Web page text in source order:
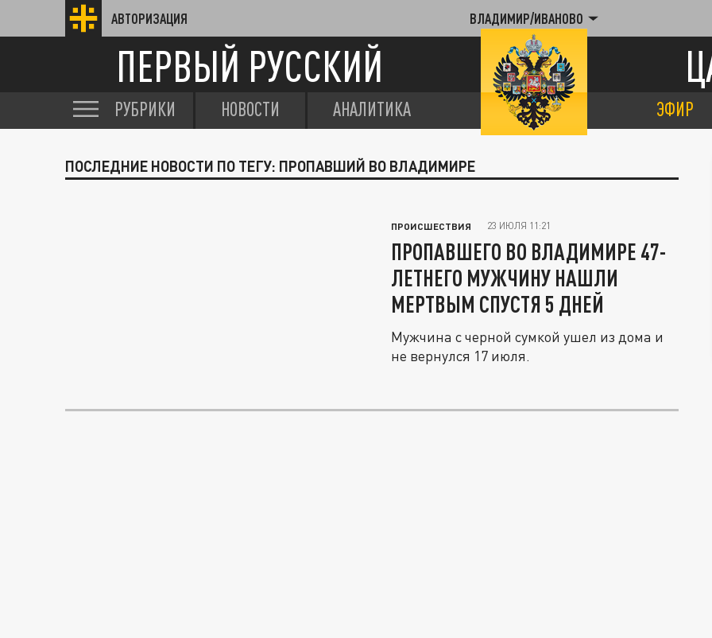
АВТОРИЗАЦИЯ ВЛАДИМИР/ИВАНОВО
ПЕРВЫЙ РУССКИЙ
РУБРИКИ НОВОСТИ АНАЛИТИКА ЭФИР
ПОСЛЕДНИЕ НОВОСТИ ПО ТЕГУ: ПРОПАВШИЙ ВО ВЛАДИМИРЕ
ПРОИСШЕСТВИЯ 23 ИЮЛЯ 11:21
ПРОПАВШЕГО ВО ВЛАДИМИРЕ 47-
ЛЕТНЕГО МУЖЧИНУ НАШЛИ
МЕРТВЫМ СПУСТЯ 5 ДНЕЙ
Мужчина с черной сумкой ушел из дома и
не вернулся 17 июля.